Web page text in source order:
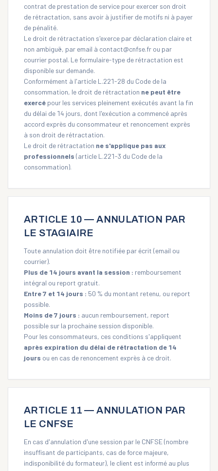
contrat de prestation de service pour exercer son droit
de rétractation, sans avoir à justifier de motifs ni à payer
de pénalité.
Le droit de rétractation s'exerce par déclaration claire et
non ambiguë, par email à contact@cnfse.fr ou par
courrier postal. Le formulaire-type de rétractation est
disponible sur demande.
Conformément à l'article L.221-28 du Code de la
consommation, le droit de rétractation ne peut être
exercé pour les services pleinement exécutés avant la fin
du délai de 14 jours, dont l'exécution a commencé après
accord exprès du consommateur et renoncement exprès
à son droit de rétractation.
Le droit de rétractation ne s'applique pas aux
professionnels (article L.221-3 du Code de la
consommation).
ARTICLE 10 — ANNULATION PAR
LE STAGIAIRE
Toute annulation doit être notifiée par écrit (email ou
courrier).
Plus de 14 jours avant la session : remboursement
intégral ou report gratuit.
Entre 7 et 14 jours : 50 % du montant retenu, ou report
possible.
Moins de 7 jours : aucun remboursement, report
possible sur la prochaine session disponible.
Pour les consommateurs, ces conditions s'appliquent
après expiration du délai de rétractation de 14
jours ou en cas de renoncement exprès à ce droit.
ARTICLE 11 — ANNULATION PAR
LE CNFSE
En cas d'annulation d'une session par le CNFSE (nombre
insuffisant de participants, cas de force majeure,
indisponibilité du formateur), le client est informé au plus